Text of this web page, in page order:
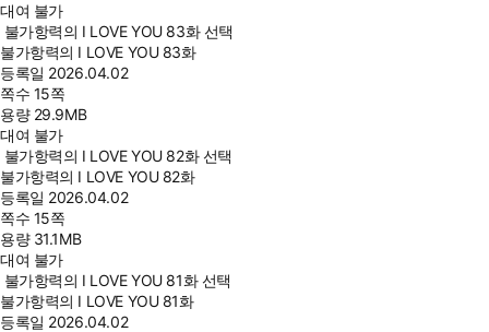
대여 불가
불가항력의 I LOVE YOU 83화 선택
불가항력의 I LOVE YOU 83화
등록일 2026.04.02
쪽수 15쪽
용량 29.9MB
대여 불가
불가항력의 I LOVE YOU 82화 선택
불가항력의 I LOVE YOU 82화
등록일 2026.04.02
쪽수 15쪽
용량 31.1MB
대여 불가
불가항력의 I LOVE YOU 81화 선택
불가항력의 I LOVE YOU 81화
등록일 2026.04.02